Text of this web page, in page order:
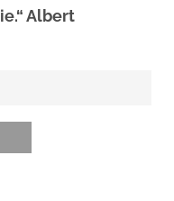
Albert